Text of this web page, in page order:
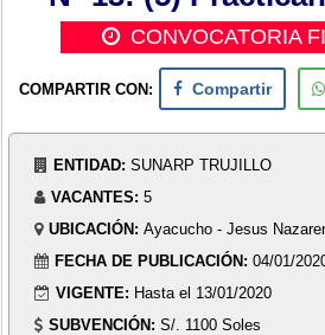
CONVOCATORIA
COMPARTIR CON: Compartir
ENTIDAD: SUNARP TRUJILLO
VACANTES: 5
UBICACIÓN: Ayacucho - Jesus
FECHA DE PUBLICACIÓN: 04/01/
VIGENTE: Hasta el 13/01/2020
SUBVENCIÓN: S/. 1100 Soles